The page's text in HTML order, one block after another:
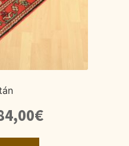
€El
precio